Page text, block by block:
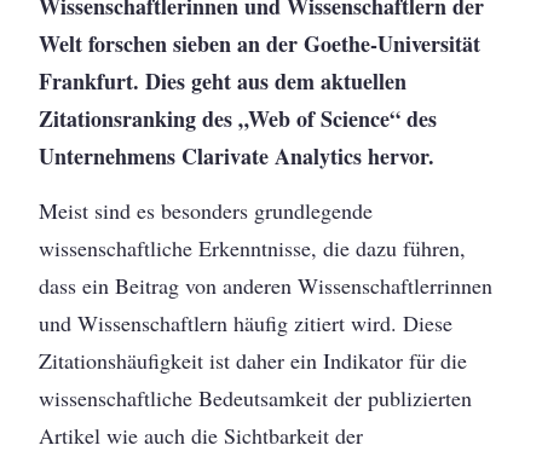
Welt forschen sieben an der Goethe-Universität
Frankfurt. Dies geht aus dem aktuellen
Zitationsranking des „Web of Science“ des
Unternehmens Clarivate Analytics hervor.
Meist sind es besonders grundlegende
wissenschaftliche Erkenntnisse, die dazu führen,
dass ein Beitrag von anderen Wissenschaftlerrinnen
und Wissenschaftlern häufig zitiert wird. Diese
Zitationshäufigkeit ist daher ein Indikator für die
wissenschaftliche Bedeutsamkeit der publizierten
Artikel wie auch die Sichtbarkeit der